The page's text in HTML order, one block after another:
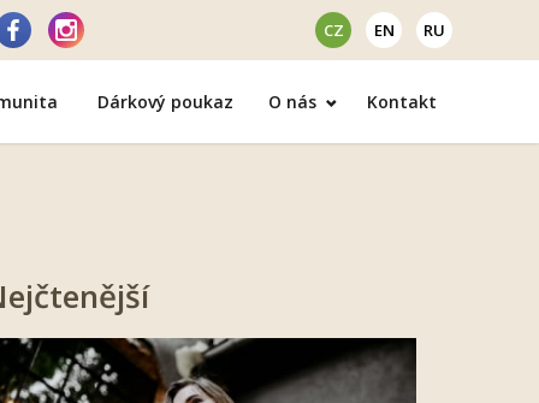
CZ EN RU
Dárkový poukaz O nás Kontakt